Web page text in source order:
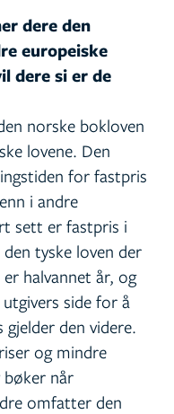
dere den
europeiske
dere si er de
norske bokloven
lovene. Den
for fastpris
i andre
sett er fastpris i
tyske loven der
halvannet år, og
side for å
gjelder den videre.
og mindre
bøker når
omfatter den